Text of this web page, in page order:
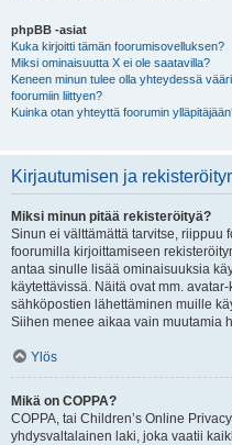
phpBB -asiat
Kuka kirjoitti tämän foorumisovelluksen?
Miksi ominaisuutta X ei ole saatavilla?
Keneen minun tulee olla yhteydessä
foorumiin liittyen?
Kuinka otan yhteyttä foorumin
Kirjautumisen ja
Miksi minun pitää rekisteröityä?
Sinun ei välttämättä tarvitse, riippuu
foorumilla kirjoittamiseen
antaa sinulle lisää ominaisuuksia
käytettävissä. Näitä ovat mm.
sähköpostien lähettäminen muille
Siihen menee aikaa vain muutamia
Ylös
Mikä on COPPA?
COPPA, tai Children’s Online
yhdysvaltalainen laki, joka vaatii